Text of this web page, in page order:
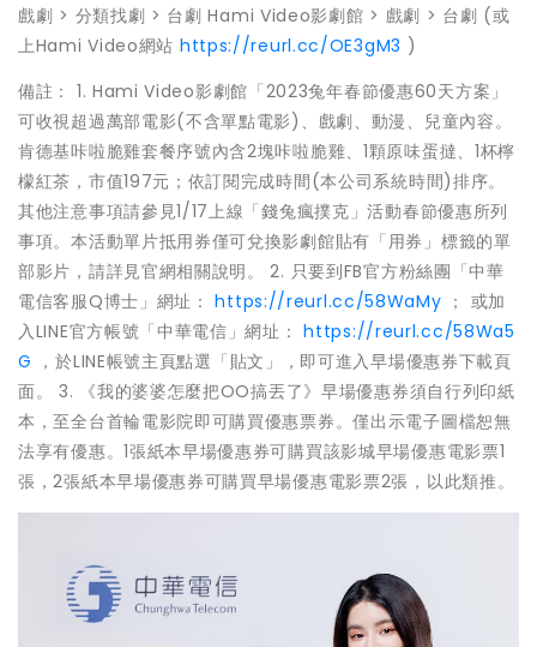
戲劇 > 分類找劇 > 台劇 Hami Video影劇館 > 戲劇 > 台劇 (或
上Hami Video網站 https://reurl.cc/OE3gM3 )
備註： 1. Hami Video影劇館「2023兔年春節優惠60天方案」
可收視超過萬部電影(不含單點電影)、戲劇、動漫、兒童內容。
肯德基咔啦脆雞套餐序號內含2塊咔啦脆雞、1顆原味蛋撻、1杯檸
檬紅茶，市值197元；依訂閱完成時間(本公司系統時間)排序。
其他注意事項請參見1/17上線「錢兔瘋撲克」活動春節優惠所列
事項。本活動單片抵用券僅可兌換影劇館貼有「用券」標籤的單
部影片，請詳見官網相關說明。 2. 只要到FB官方粉絲團「中華
電信客服Q博士」網址：https://reurl.cc/58WaMy ； 或加
入LINE官方帳號「中華電信」網址：https://reurl.cc/58Wa5
G ，於LINE帳號主頁點選「貼文」，即可進入早場優惠券下載頁
面。 3. 《我的婆婆怎麼把OO搞丟了》早場優惠券須自行列印紙
本，至全台首輪電影院即可購買優惠票券。僅出示電子圖檔恕無
法享有優惠。1張紙本早場優惠券可購買該影城早場優惠電影票1
張，2張紙本早場優惠券可購買早場優惠電影票2張，以此類推。